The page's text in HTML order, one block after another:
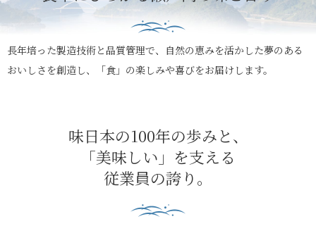
長年培った製造技術と品質管理で、自然の恵みを活かした夢のある
おいしさを創造し、
「食」の楽しみや喜びをお届けします。
味日本の100年の歩みと、
「美味しい」を支える
従業員の誇り。